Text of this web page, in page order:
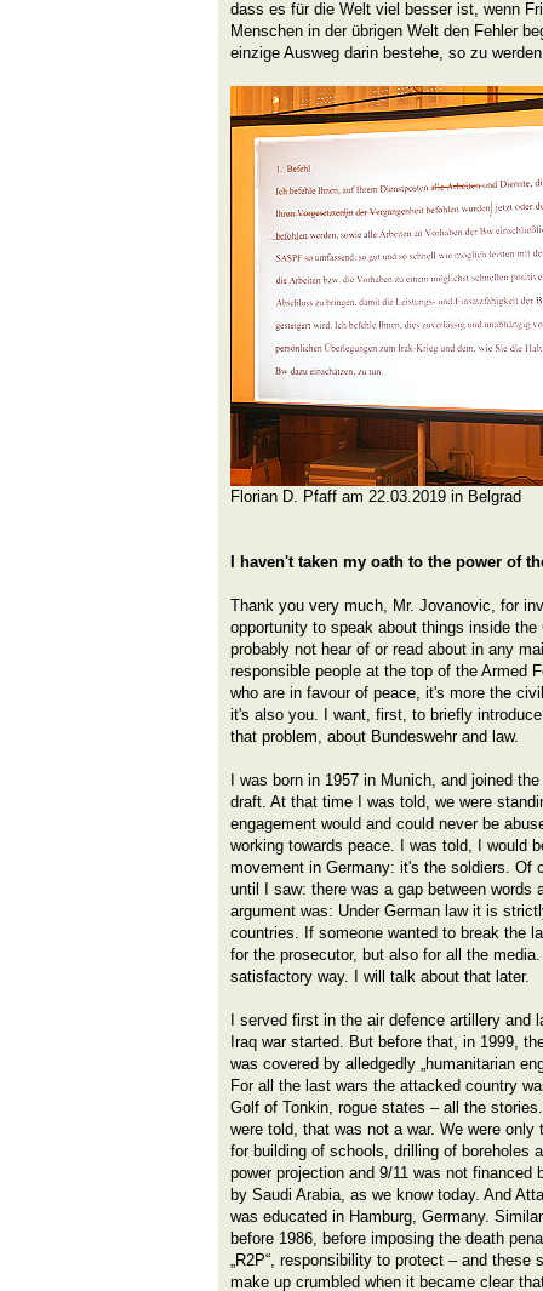
dass es für die Welt viel besser ist, wenn
Menschen in der übrigen Welt den Fehler
einzige Ausweg darin bestehe, so zu
Florian D. Pfaff am 22.03.2019 in Belgrad
I haven't taken my oath to the power of
Thank you very much, Mr. Jovanovic, for
opportunity to speak about things inside
probably not hear of or read about in any
responsible people at the top of the Armed
who are in favour of peace, it's more the
it's also you. I want, first, to briefly
that problem, about Bundeswehr and law.
I was born in 1957 in Munich, and joined
draft. At that time I was told, we were
engagement would and could never be
working towards peace. I was told, I would
movement in Germany: it's the soldiers. Of
until I saw: there was a gap between words
argument was: Under German law it is
countries. If someone wanted to break the
for the prosecutor, but also for all the
satisfactory way. I will talk about that later.
I served first in the air defence artillery
Iraq war started. But before that, in 1999,
was covered by alledgedly „humanitarian
For all the last wars the attacked country
Golf of Tonkin, rogue states – all the
were told, that was not a war. We were
for building of schools, drilling of boreholes
power projection and 9/11 was not financed
by Saudi Arabia, as we know today. And
was educated in Hamburg, Germany.
before 1986, before imposing the death
„R2P“, responsibility to protect – and
make up crumbled when it became clear